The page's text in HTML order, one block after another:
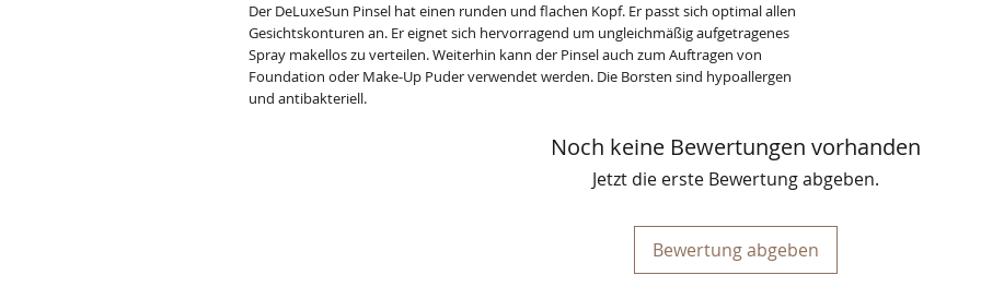
Der DeLuxeSun Pinsel hat einen runden und flachen Kopf. Er passt sich optimal allen
Gesichtskonturen an. Er eignet sich hervorragend um ungleichmäßig aufgetragenes
Spray makellos zu verteilen. Weiterhin kann der Pinsel auch zum Auftragen von
Foundation oder Make-Up Puder verwendet werden. Die Borsten sind hypoallergen
und antibakteriell.
Noch keine Bewertungen vorhanden
Jetzt die erste Bewertung abgeben.
Bewertung abgeben